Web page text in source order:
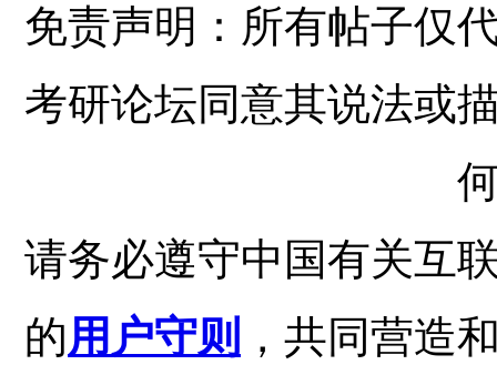
免责声明：所有帖子仅
考研论坛同意其说法或
请务必遵守中国有关互
的用户守则 ，共同营造